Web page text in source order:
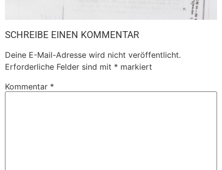
SCHREIBE EINEN KOMMENTAR
Deine E-Mail-Adresse wird nicht veröffentlicht.
Erforderliche Felder sind mit * markiert
Kommentar *